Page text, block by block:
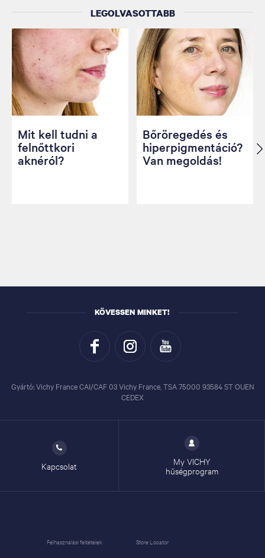
LEGOLVASOTTABB
Mit kell tudni a
felnőttkori
aknéról?
Bőröregedés és
hiperpigmentáció?
Van megoldás!
KÖVESSEN MINKET!
Gyártó: Vichy France CAI/CAF 03 Vichy France, TSA 75000 93584 ST OUEN
CEDEX
Kapcsolat
My VICHY
hűségprogram
Felhasználási feltételek
Store Locator